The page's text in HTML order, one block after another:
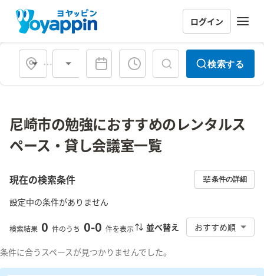
ログイン
会場タイプ 検索する
尼崎市の勉強におすすめのレンタルス
ペース・貸し会議室一覧
現在の検索条件 条件の詳細
設定中の条件がありません
検索結果 0 件のうち 0-0 件を表示 並べ替え おすすめ順
条件に合うスペースが見つかりませんでした。